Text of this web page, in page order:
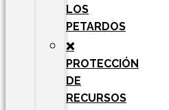
LOS
PETARDOS
❌
PROTECCIÓN
DE
RECURSOS